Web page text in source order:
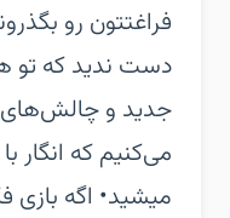
فراغتتون رو
دست ندید که تو
جدید و چالش‌های
می‌کنیم که انگار
میشید‏• اگه